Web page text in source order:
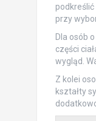
przy
Dla osób
części
wygląd.
Z kolei
kształty